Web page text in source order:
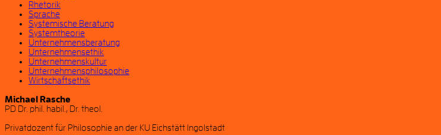
Rhetorik
Sprache
Systemische Beratung
Systemtheorie
Unternehmensberatung
Unternehmensethik
Unternehmenskultur
Unternehmensphilosophie
Wirtschaftsethik
Michael Rasche
PD Dr. phil. habil., Dr. theol.
Privatdozent für Philosophie an der KU Eichstätt Ingolstadt